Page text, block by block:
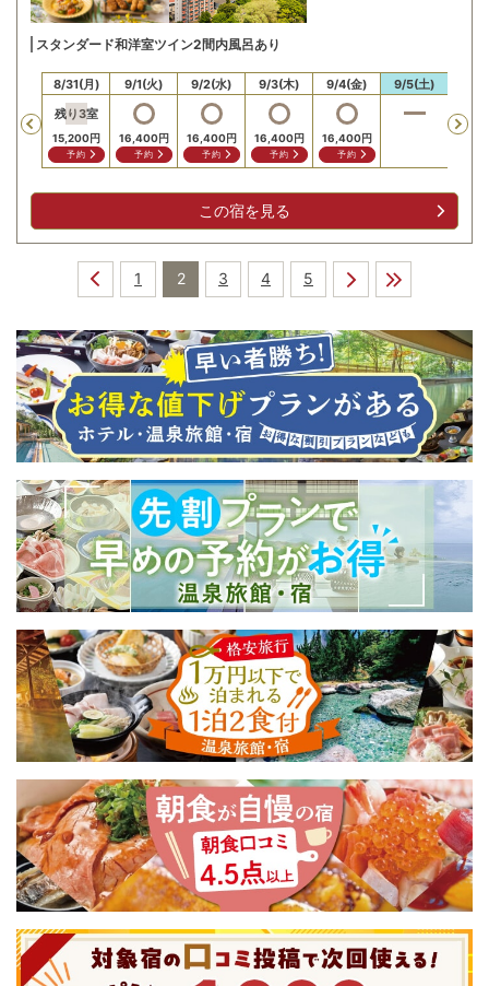
スタンダード和洋室ツイン2間内風呂あり
Previous
8/31(月)
残り3室
15,200円
予約
9/1(火)
16,400円
予約
9/2(水)
16,400円
予約
9/3(木)
16,400円
予約
9/4(金)
16,400円
予約
9/5(土)
この宿を見る
1 2 3 4 5